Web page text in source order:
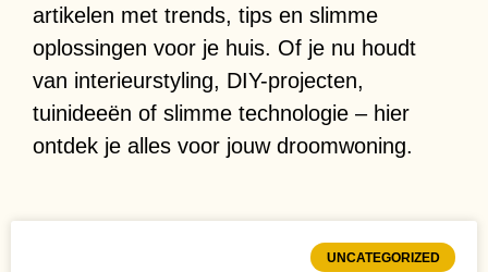
artikelen met trends, tips en slimme
oplossingen voor je huis. Of je nu houdt
van interieurstyling, DIY-projecten,
tuinideeën of slimme technologie – hier
ontdek je alles voor jouw droomwoning.
UNCATEGORIZED